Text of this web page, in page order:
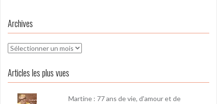
Archives
Archives
Articles les plus vues
Martine : 77 ans de vie, d'amour et de